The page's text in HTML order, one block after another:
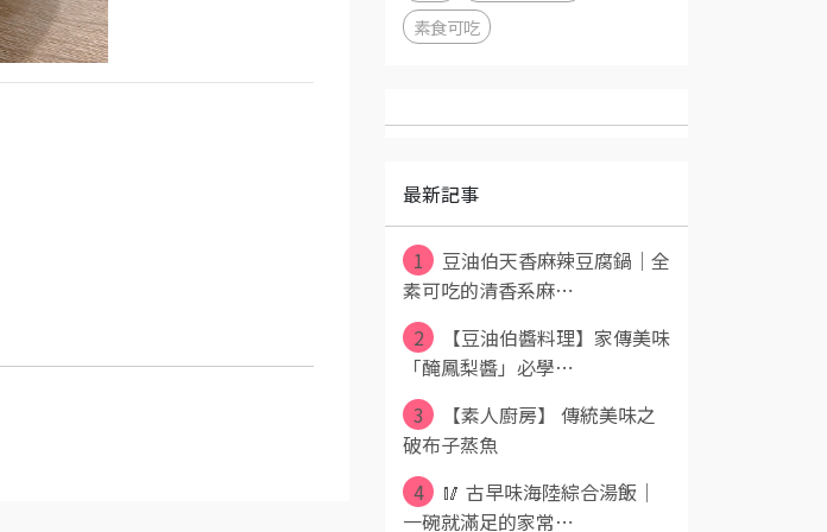
素食可吃
最新記事
1
豆油伯天香麻辣豆腐鍋｜全
素可吃的清香系麻⋯
2
【豆油伯醬料理】家傳美味
「醃鳳梨醬」必學⋯
3
【素人廚房】 傳統美味之
破布子蒸魚
4
🥢 古早味海陸綜合湯飯｜
一碗就滿足的家常⋯